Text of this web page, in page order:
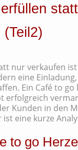
nur verkaufen
eine
Ein Café to
erfolgreich
Kunden in den
eine kurze
to go